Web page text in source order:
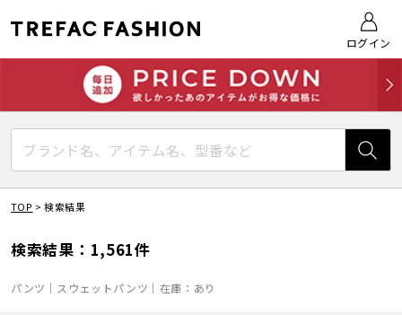
ログイン
TOP >検索結果
検索結果：1,561件
パンツ｜スウェットパンツ｜在庫：あり